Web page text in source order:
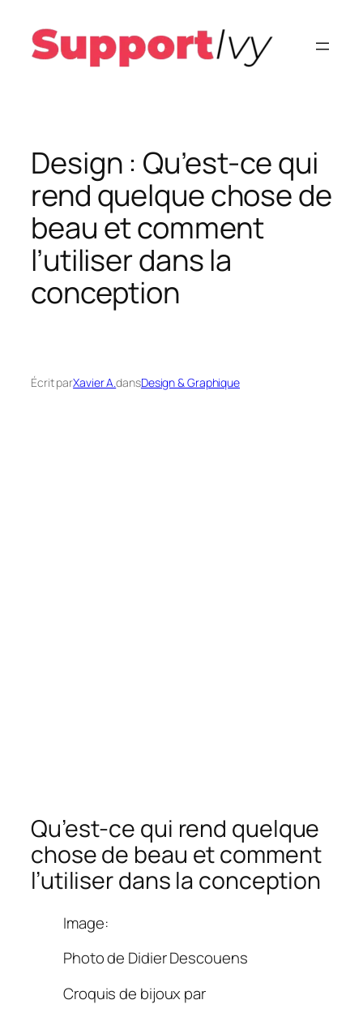
contenu
Design : Qu’est-ce qui
rend quelque chose de
beau et comment
l’utiliser dans la
conception
Écrit parXavier A.dansDesign & Graphique
Qu’est-ce qui rend quelque
chose de beau et comment
l’utiliser dans la conception
Image:
Photo de Didier Descouens
Croquis de bijoux par